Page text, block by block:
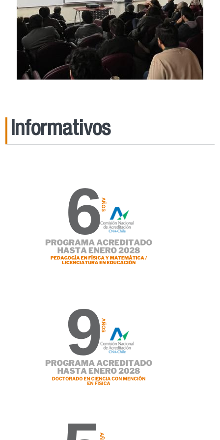
Informativos